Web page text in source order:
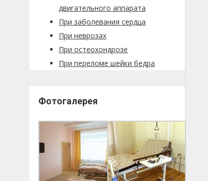
двигательного аппарата
При заболевания сердца
При неврозах
При остеохондрозе
При переломе шейки бедра
Фотогалерея